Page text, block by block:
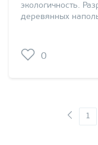
экологичность.
деревянных
0
1